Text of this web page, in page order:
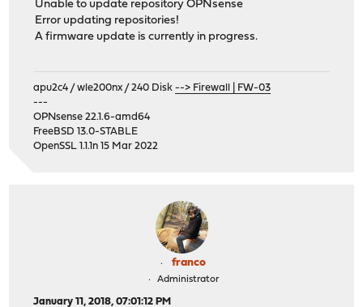
Unable to update repository OPNsense
Error updating repositories!
A firmware update is currently in progress.
apu2c4 / wle200nx / 240 Disk--> Firewall | FW-03
---
OPNsense 22.1.6-amd64
FreeBSD 13.0-STABLE
OpenSSL 1.1.1n 15 Mar 2022
franco
Administrator
January 11, 2018, 07:01:12 PM